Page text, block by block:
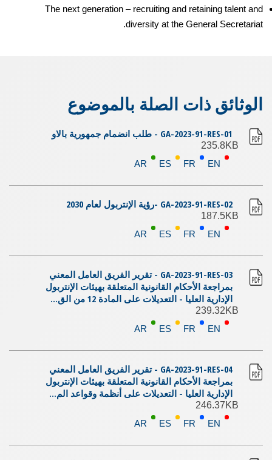
The next generation – recruiting and retaining talent and
diversity at the General Secretariat.
الوثائق ذات الصلة بالموضوع
GA-2023-91-RES-01 - طلب انضمام جمهورية بالاو
235.8KB
EN
FR
ES
AR
GA-2023-91-RES-02 -رؤية الإنتربول لعام 2030
187.5KB
EN
FR
ES
AR
GA-2023-91-RES-03 - تقرير الفريق العامل المعني
بمراجعة الأحكام القانونية المتعلقة بهيئات الإنتربول
الإدارية العليا - التعديلات على المادة 12 من الق...
239.32KB
EN
FR
ES
AR
GA-2023-91-RES-04 - تقرير الفريق العامل المعني
بمراجعة الأحكام القانونية المتعلقة بهيئات الإنتربول
الإدارية العليا - التعديلات على أنظمة وقواعد الم...
246.37KB
EN
FR
ES
AR